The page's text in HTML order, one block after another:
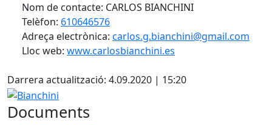
Nom de contacte: CARLOS BIANCHINI
Telèfon: 610646576
Adreça electrònica: carlos.g.bianchini@gmail.com
Lloc web: www.carlosbianchini.es
Darrera actualització: 4.09.2020 | 15:20
Bianchini
Documents